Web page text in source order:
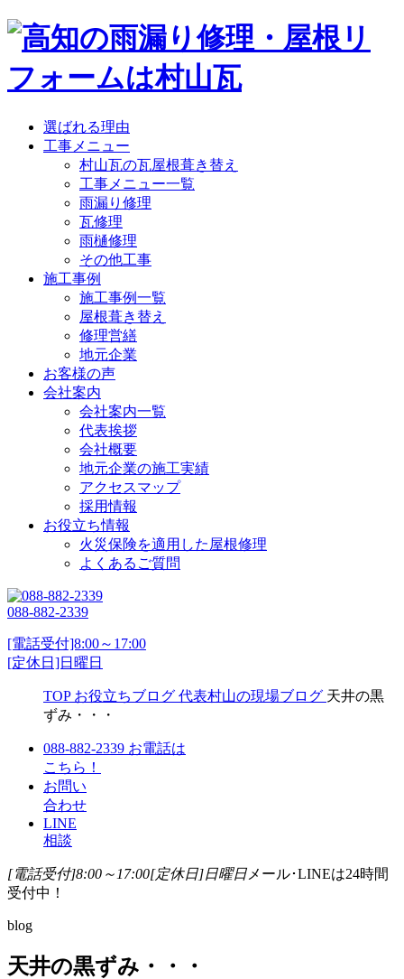
選ばれる理由
工事メニュー
村山瓦の瓦屋根葺き替え
工事メニュー一覧
雨漏り修理
瓦修理
雨樋修理
その他工事
施工事例
施工事例一覧
屋根葺き替え
修理営繕
地元企業
お客様の声
会社案内
会社案内一覧
代表挨拶
会社概要
地元企業の施工実績
アクセスマップ
採用情報
お役立ち情報
火災保険を適用した屋根修理
よくあるご質問
088-882-2339
[電話受付]8:00～17:00
[定休日]日曜日
TOP お役立ちブログ 代表村山の現場ブログ 天井の黒
ずみ・・・
088-882-2339 お電話は
こちら！
お問い
合わせ
LINE
相談
[電話受付]8:00～17:00[定休日]日曜日 メール･LINEは24時間
受付中！
blog
天井の黒ずみ・・・